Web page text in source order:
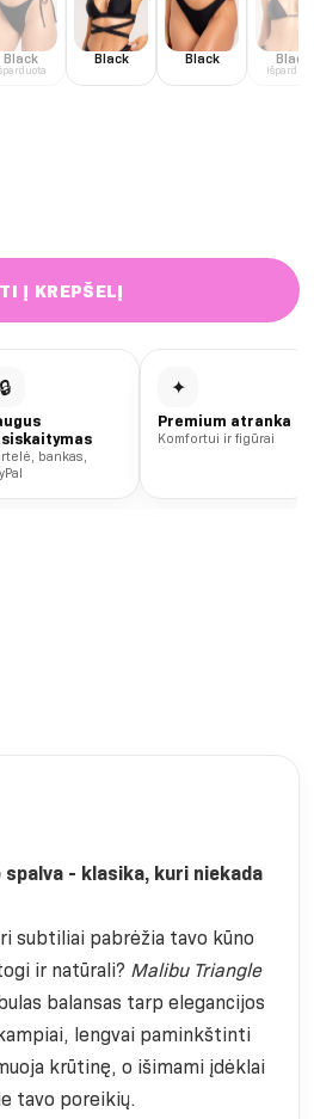
Black Black Black Black
Triangle liemenėlė
Į KREPŠELĮ
🔒
bankas,
✦
Premium atranka
Komfortui ir figūrai
spalva - klasika, kuri niekada
subtiliai pabrėžia tavo kūno
ir natūrali? Malibu Triangle
balansas tarp elegancijos
lengvai paminkštinti
krūtinę, o išimami įdėklai
tavo poreikių.